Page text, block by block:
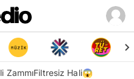
ZammıFiltresiz Hali😱